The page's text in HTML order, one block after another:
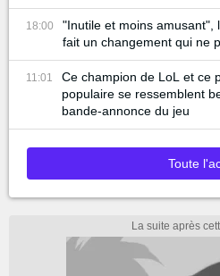
18:00
"Inutile et moins amusant",
fait un changement qui ne
11:01
Ce champion de LoL et ce
populaire se ressemblent
bande-annonce du jeu
Toute